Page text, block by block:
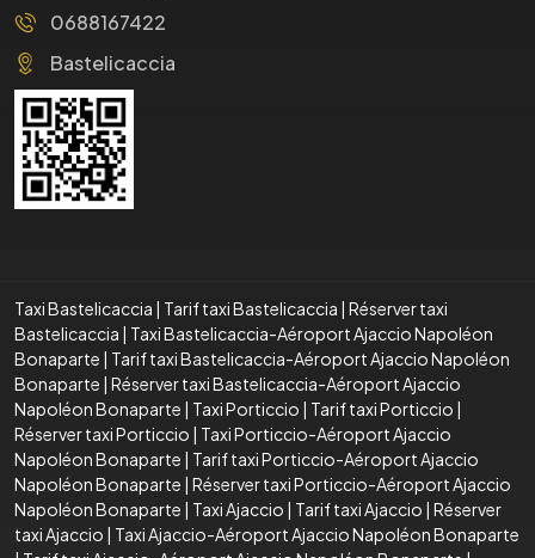
0688167422
Bastelicaccia
Taxi Bastelicaccia | Tarif taxi Bastelicaccia | Réserver taxi
Bastelicaccia | Taxi Bastelicaccia-Aéroport Ajaccio Napoléon
Bonaparte | Tarif taxi Bastelicaccia-Aéroport Ajaccio Napoléon
Bonaparte | Réserver taxi Bastelicaccia-Aéroport Ajaccio
Napoléon Bonaparte | Taxi Porticcio | Tarif taxi Porticcio |
Réserver taxi Porticcio | Taxi Porticcio-Aéroport Ajaccio
Napoléon Bonaparte | Tarif taxi Porticcio-Aéroport Ajaccio
Napoléon Bonaparte | Réserver taxi Porticcio-Aéroport Ajaccio
Napoléon Bonaparte | Taxi Ajaccio | Tarif taxi Ajaccio | Réserver
taxi Ajaccio | Taxi Ajaccio-Aéroport Ajaccio Napoléon Bonaparte